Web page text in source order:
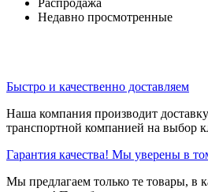
Недавно просмотренные
Быстро и качественно доставляем
Наша компания производит
транспортной компанией на выбор
Гарантия качества! Мы уверены в
Мы предлагаем только те товары, в